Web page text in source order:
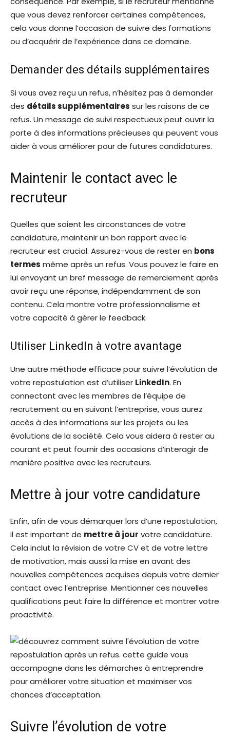
que vous devez renforcer certaines compétences,
cela vous donne l’occasion de suivre des formations
ou d’acquérir de l’expérience dans ce domaine.
Demander des détails supplémentaires
Si vous avez reçu un refus, n’hésitez pas à demander
des détails supplémentaires sur les raisons de ce
refus. Un message de suivi respectueux peut ouvrir la
porte à des informations précieuses qui peuvent vous
aider à vous améliorer pour de futures candidatures.
Maintenir le contact avec le
recruteur
Quelles que soient les circonstances de votre
candidature, maintenir un bon rapport avec le
recruteur est crucial. Assurez-vous de rester en bons
termes même après un refus. Vous pouvez le faire en
lui envoyant un bref message de remerciement après
avoir reçu une réponse, indépendamment de son
contenu. Cela montre votre professionnalisme et
votre capacité à gérer le feedback.
Utiliser LinkedIn à votre avantage
Une autre méthode efficace pour suivre l’évolution de
votre repostulation est d’utiliser LinkedIn. En
connectant avec les membres de l’équipe de
recrutement ou en suivant l’entreprise, vous aurez
accès à des informations sur les projets ou les
évolutions de la société. Cela vous aidera à rester au
courant et peut fournir des occasions d’interagir de
manière positive avec les recruteurs.
Mettre à jour votre candidature
Enfin, afin de vous démarquer lors d’une repostulation,
il est important de mettre à jour votre candidature.
Cela inclut la révision de votre CV et de votre lettre
de motivation, mais aussi la mise en avant des
nouvelles compétences acquises depuis votre dernier
contact avec l’entreprise. Mentionner ces nouvelles
qualifications peut faire la différence et montrer votre
proactivité.
Suivre l’évolution de votre